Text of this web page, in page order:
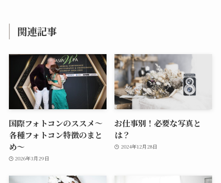
関連記事
国際フォトコンのススメ～
各種フォトコン特徴のまと
め～
2026年3月29日
お仕事別！必要な写真と
は？
2024年12月28日